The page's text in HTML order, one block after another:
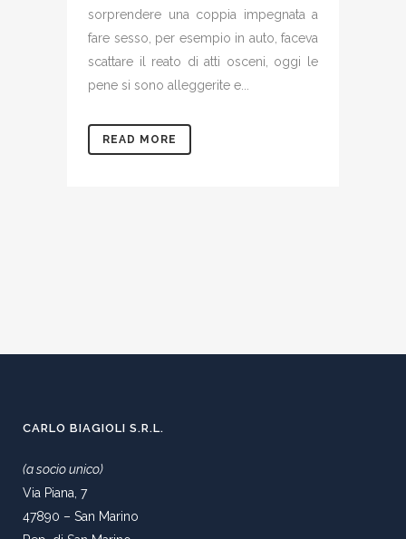
sorprendere una coppia impegnata a
fare sesso, per esempio in auto, faceva
scattare il reato di atti osceni, oggi le
pene si sono alleggerite e...
READ MORE
CARLO BIAGIOLI S.R.L.
(a socio unico)
Via Piana, 7
47890 – San Marino